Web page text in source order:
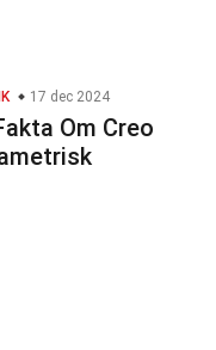
17 dec 2024
Om Creo